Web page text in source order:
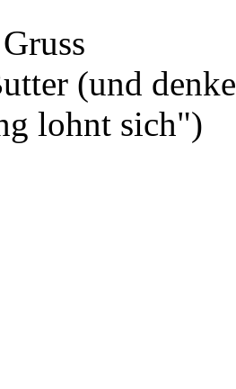
(und
lohnt sich")